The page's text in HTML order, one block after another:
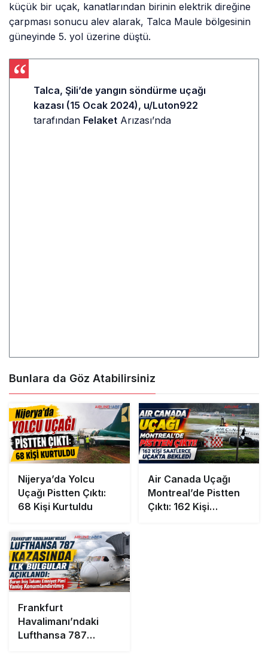
küçük bir uçak, kanatlarından birinin elektrik direğine
çarpması sonucu alev alarak, Talca Maule bölgesinin
güneyinde 5. yol üzerine düştü.
Talca, Şili’de yangın söndürme uçağı
kazası (15 Ocak 2024), u/Luton922
tarafından Felaket Arızası’nda
Bunlara da Göz Atabilirsiniz
Nijerya’da Yolcu
Uçağı Pistten Çıktı:
68 Kişi Kurtuldu
Air Canada Uçağı
Montreal’de Pistten
Çıktı: 162 Kişi
Frankfurt
Havalimanı’ndaki
Lufthansa 787